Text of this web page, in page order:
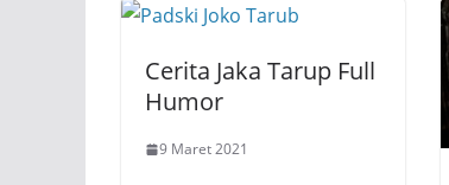
Cerita Jaka Tarup Full
Humor
9 Maret 2021